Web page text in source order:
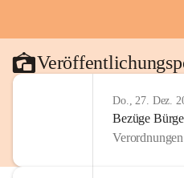
Do., 27. Dez.
Bezüge
Verordnungen